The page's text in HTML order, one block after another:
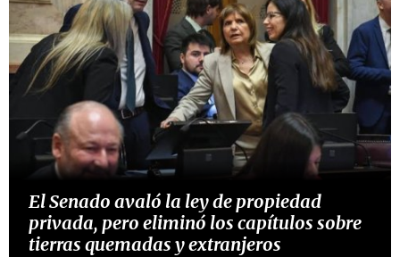
El Senado avaló la ley de propiedad
privada, pero eliminó los capítulos sobre
tierras quemadas y extranjeros